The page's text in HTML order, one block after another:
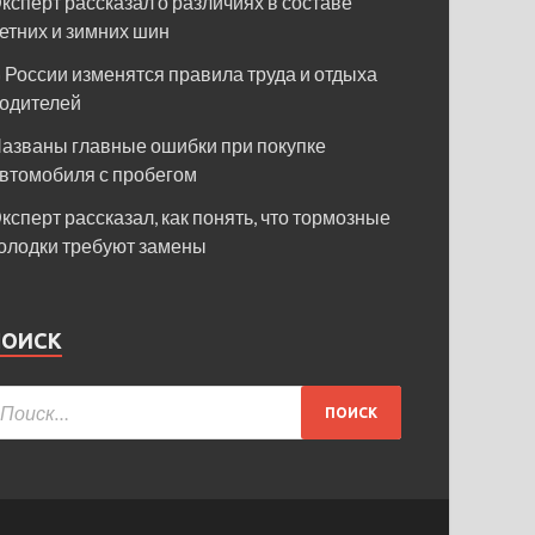
и зимних шин
России изменятся правила труда и отдыха
главные ошибки при покупке
с пробегом
рассказал, как понять, что тормозные
требуют замены